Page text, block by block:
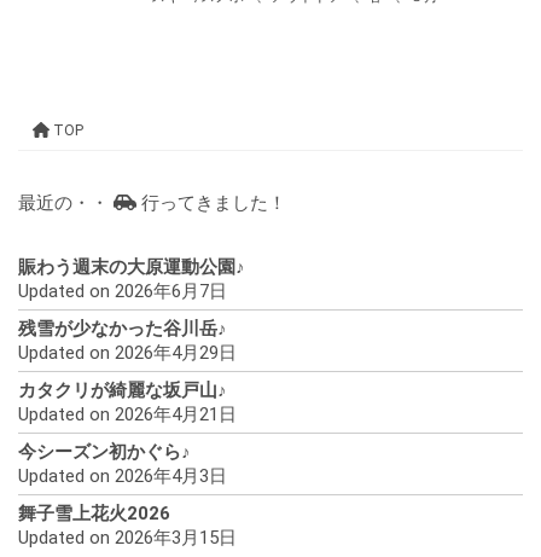
TOP
最近の・・ 行ってきました！
賑わう週末の大原運動公園♪
Updated on 2026年6月7日
残雪が少なかった谷川岳♪
Updated on 2026年4月29日
カタクリが綺麗な坂戸山♪
Updated on 2026年4月21日
今シーズン初かぐら♪
Updated on 2026年4月3日
舞子雪上花火2026
Updated on 2026年3月15日